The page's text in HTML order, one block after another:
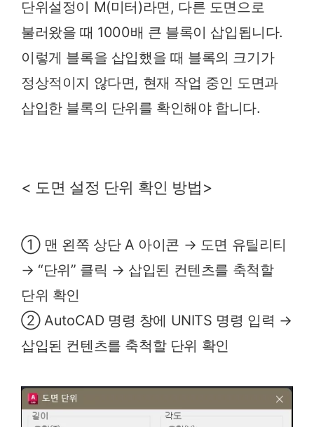
단위설정이 M(미터)라면, 다른 도면으로
불러왔을 때 1000배 큰 블록이 삽입됩니다.
이렇게 블록을 삽입했을 때 블록의 크기가
정상적이지 않다면, 현재 작업 중인 도면과
삽입한 블록의 단위를 확인해야 합니다.
< 도면 설정 단위 확인 방법>
① 맨 왼쪽 상단 A 아이콘 → 도면 유틸리티
→ “단위” 클릭 → 삽입된 컨텐츠를 축척할
단위 확인
② AutoCAD 명령 창에 UNITS 명령 입력 →
삽입된 컨텐츠를 축척할 단위 확인